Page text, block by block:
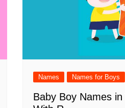
Names Names for Boys
Baby Boy Names